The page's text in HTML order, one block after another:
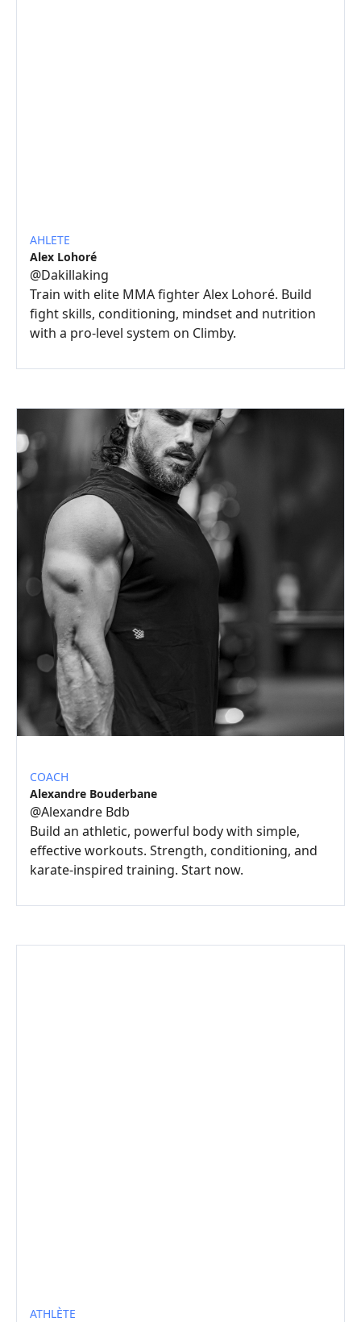
AHLETE
Alex Lohoré
@Dakillaking
Train with elite MMA fighter Alex Lohoré. Build
fight skills, conditioning, mindset and nutrition
with a pro-level system on Climby.
COACH
Alexandre Bouderbane
@Alexandre Bdb
Build an athletic, powerful body with simple,
effective workouts. Strength, conditioning, and
karate-inspired training. Start now.
ATHLÈTE